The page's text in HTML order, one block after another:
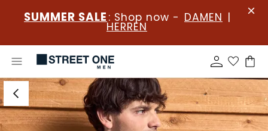
SUMMER SALE : Shop now - DAMEN |
HERREN